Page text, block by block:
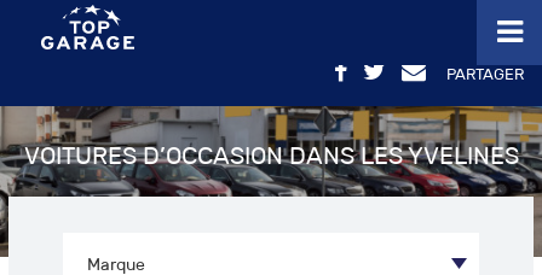
PARTAGER
VOITURES D’OCCASION DANS LES YVELINES